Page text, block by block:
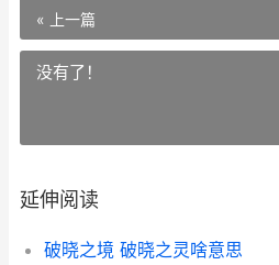
« 上一篇
没有了！
延伸阅读
破晓之境 破晓之灵啥意思